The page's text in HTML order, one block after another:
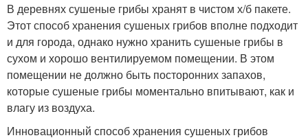
В деревнях сушеные грибы хранят в чистом х/б пакете.
Этот способ хранения сушеных грибов вполне подходит
и для города, однако нужно хранить сушеные грибы в
сухом и хорошо вентилируемом помещении. В этом
помещении не должно быть посторонних запахов,
которые сушеные грибы моментально впитывают, как и
влагу из воздуха.
Инновационный способ хранения сушеных грибов